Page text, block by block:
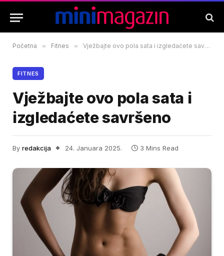
Početna » Fitnes » Vježbajte ovo pola sata i izgledaćete savršeno
FITNES
Vježbajte ovo pola sata i
izgledaćete savršeno
By redakcija 24. Januara 2025. 3 Mins Read